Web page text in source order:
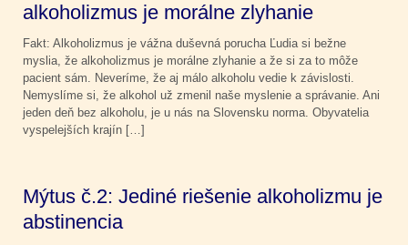
alkoholizmus je morálne zlyhanie
Fakt: Alkoholizmus je vážna duševná porucha Ľudia si bežne
myslia, že alkoholizmus je morálne zlyhanie a že si za to môže
pacient sám. Neveríme, že aj málo alkoholu vedie k závislosti.
Nemyslíme si, že alkohol už zmenil naše myslenie a správanie. Ani
jeden deň bez alkoholu, je u nás na Slovensku norma. Obyvatelia
vyspelejších krajín […]
Mýtus č.2: Jediné riešenie alkoholizmu je
abstinencia